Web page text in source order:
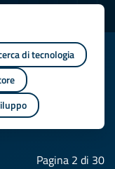
di tecnologia
Pagina 2 di 30